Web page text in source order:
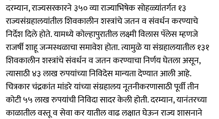
दरम्यान, राज्यसरकारने ३५० व्‍या राज्याभिषेक सोहळ्यांतर्गत १३
राज्यसंग्रहालयांतील शिवकालीन शस्त्रांचे जतन व संवर्धन करण्याचे
निर्देश दिले होते. यामध्ये कोल्हापुरातील लक्ष्मी विलास पॅलेस म्हणजे
राजर्षी शाहू जन्मस्थळाचा समावेश होता. त्यामुळे या संग्रहालयातील १३१
शिवकालीन शस्त्रांचे संवर्धन व जतन करण्याचा निर्णय घेतला असून,
त्यासाठी ४३ लाख रुपयांच्या निविदेस मान्यता देण्यात आली आहे.
चित्रकार चंद्रकांत मांडरे यांच्या संग्रहालय नूतनीकरणासाठी पूर्वी तीन
कोटी ५५ लाख रुपयांची निविदा सादर केली होती. दरम्यान, यानंतरच्या
काळातील वस्तू व सेवा कर यातील वाढ लक्षात घेऊन राज्य शासनाने